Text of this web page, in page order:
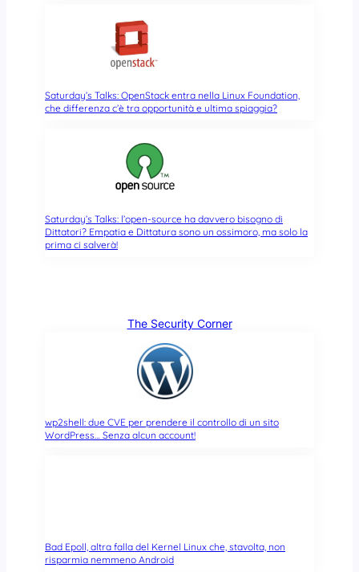
Saturday’s Talks: OpenStack entra nella Linux Foundation,
che differenza c’è tra opportunità e ultima spiaggia?
Saturday’s Talks: l’open-source ha davvero bisogno di
Dittatori? Empatia e Dittatura sono un ossimoro, ma solo la
prima ci salverà!
The Security Corner
wp2shell: due CVE per prendere il controllo di un sito
WordPress… Senza alcun account!
Bad Epoll, altra falla del Kernel Linux che, stavolta, non
risparmia nemmeno Android